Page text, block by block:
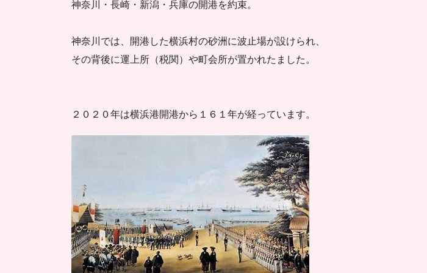
神奈川・長崎・新潟・兵庫の開港を約束。
神奈川では、開港した横浜村の砂洲に波止場が設けられ、
その背後に運上所（税関）や町会所が置かれたました。
２０２０年は横浜港開港から１６１年が経っています。